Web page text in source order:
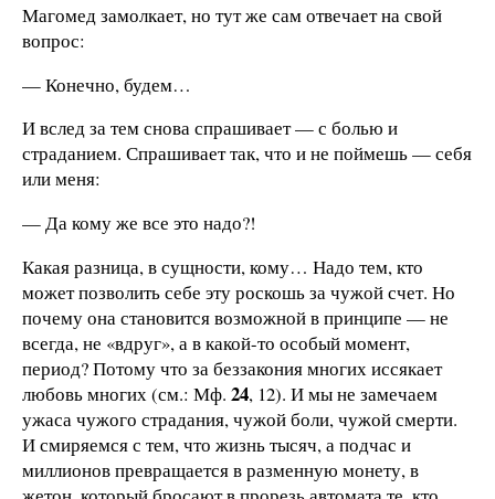
Магомед замолкает, но тут же сам отвечает на свой
вопрос:
— Конечно, будем…
И вслед за тем снова спрашивает — с болью и
страданием. Спрашивает так, что и не поймешь — себя
или меня:
— Да кому же все это надо?!
Какая разница, в сущности, кому… Надо тем, кто
может позволить себе эту рос­кошь за чужой счет. Но
почему она становится возможной в принципе — не
всегда, не «вдруг», а в какой-то особый момент,
период? Потому что за беззакония многих иссякает
любовь многих (см.: Мф. 24, 12). И мы не замечаем
ужаса чужого страдания, чужой боли, чужой смерти.
И смиряемся с тем, что жизнь тысяч, а подчас и
миллионов превращается в разменную монету, в